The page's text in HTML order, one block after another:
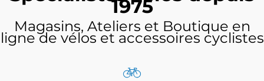
1975
Magasins, Ateliers et Boutique en
ligne de vélos et accessoires cyclistes